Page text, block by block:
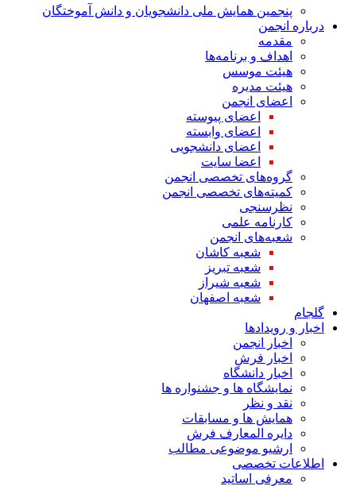
پنجمین همایش ملی دانشجویان و دانش آموختگان
درباره انجمن
مقدمه
اهداف و برنامه‌ها
هیئت موسس
هیئت مدیره
اعضای انجمن
اعضای پیوسته
اعضای وابسته
اعضای دانشجویی
اعضا سایت
گروه‌های تخصصی انجمن
کمیته‌های تخصصی انجمن
نظرسنجی
کارنامه علمی
شعبه‌های انجمن
شعبه کاشان
شعبه تبریز
شعبه شیراز
شعبه اصفهان
گلجام
اخبار و رویدادها
اخبار انجمن
اخبار فرش
اخبار دانشگاه
نمایشگاه ها و جشنواره ها
نقد و نظر
همایش ها و مسابقات
دایره المعارف فرش
ارشیو موضوعی مطالب
اطلاعات تخصصی
معرفی اساتید